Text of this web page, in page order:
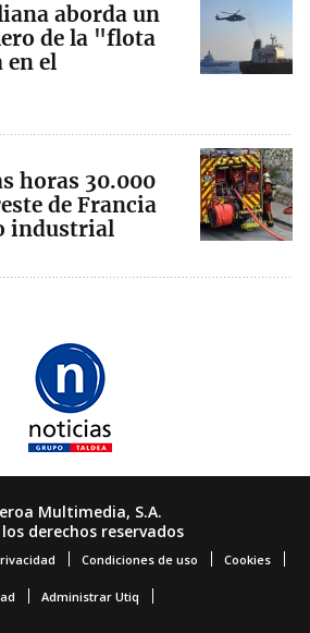
aborda un
de la "flota
el
horas 30.000
de Francia
industrial
Multimedia, S.A.
derechos reservados
Condiciones de uso Cookies
Administrar Utiq